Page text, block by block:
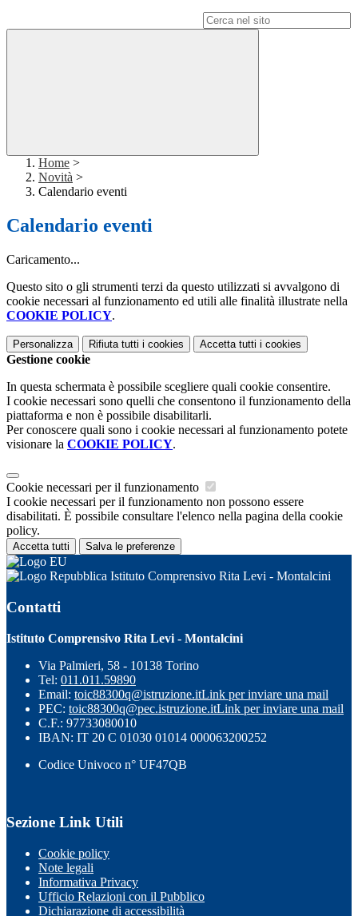
Home >
Novità >
Calendario eventi
Calendario eventi
Caricamento...
Questo sito o gli strumenti terzi da questo utilizzati si avvalgono di
cookie necessari al funzionamento ed utili alle finalità illustrate nella
COOKIE POLICY.
Personalizza Rifiuta tutti i cookies Accetta tutti i cookies
Gestione cookie
In questa schermata è possibile scegliere quali cookie consentire.
I cookie necessari sono quelli che consentono il funzionamento della
piattaforma e non è possibile disabilitarli.
Per conoscere quali sono i cookie necessari al funzionamento potete
visionare la COOKIE POLICY.
Cookie necessari per il funzionamento
I cookie necessari per il funzionamento non possono essere
disabilitati. È possibile consultare l'elenco nella pagina della cookie
policy.
Accetta tutti Salva le preferenze
Istituto Comprensivo Rita Levi - Montalcini
Contatti
Istituto Comprensivo Rita Levi - Montalcini
Via Palmieri, 58 - 10138 Torino
Tel: 011.011.59890
Email: toic88300q@istruzione.itLink per inviare una mail
PEC: toic88300q@pec.istruzione.itLink per inviare una mail
C.F.: 97733080010
IBAN: IT 20 C 01030 01014 000063200252
Codice Univoco n° UF47QB
Sezione Link Utili
Cookie policy
Note legali
Informativa Privacy
Ufficio Relazioni con il Pubblico
Dichiarazione di accessibilità